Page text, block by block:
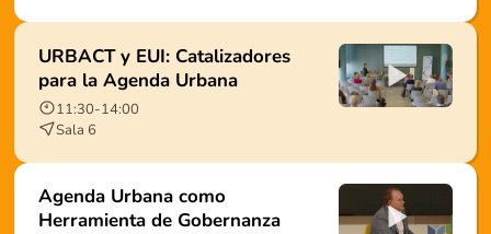
URBACT y EUI: Catalizadores
para la Agenda Urbana
11:30-14:00
Sala 6
Agenda Urbana como
Herramienta de Gobernanza